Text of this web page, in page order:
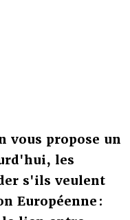
vous propose un
les
s'ils veulent
Européenne :